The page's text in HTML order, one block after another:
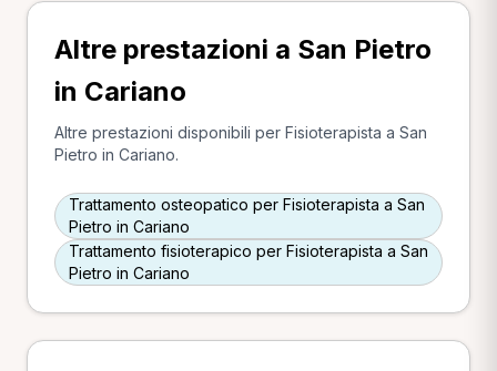
Altre prestazioni a San Pietro
in Cariano
Altre prestazioni disponibili per Fisioterapista a San
Pietro in Cariano.
Trattamento osteopatico per Fisioterapista a San
Pietro in Cariano
Trattamento fisioterapico per Fisioterapista a San
Pietro in Cariano